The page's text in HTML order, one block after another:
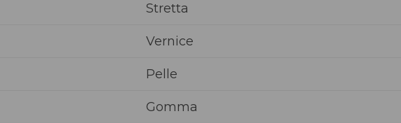
Stretta
Vernice
Pelle
Gomma